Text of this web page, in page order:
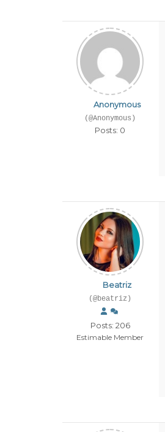
Anonymous
(@Anonymous)
Posts: 0
Beatriz
(@beatriz)
Posts: 206
Estimable Member